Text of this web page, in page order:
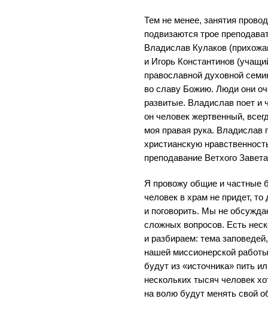
Тем не менее, занятия
подвизаются трое
Владислав Кулаков
и Игорь Константинов
православной духовной
во славу Божию. Люди они
развитые. Владислав поет и
он человек жертвенный,
моя правая рука. Владислав
христианскую
преподавание Ветхого
Я провожу общие и частные
человек в храм не придет,
и поговорить. Мы не
сложных вопросов. Есть
и разбираем: тема
нашей миссионерской
будут из «источника» пить
нескольких тысяч человек
на волю будут менять свой